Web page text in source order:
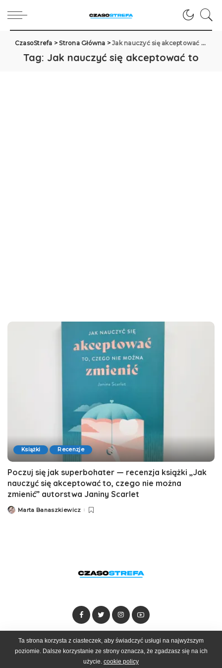
CzasoStrefa >Strona Główna >Jak nauczyć się akceptować to
Tag: Jak nauczyć się akceptować to
Książki Recenzje
Poczuj się jak superbohater — recenzja książki „Jak
nauczyć się akceptować to, czego nie można
zmienić” autorstwa Janiny Scarlet
PostedMarta Banaszkiewicz
Dołącz do zespołu Kontakt Reklama
Ta strona korzysta z ciasteczek, aby świadczyć usługi na najwyższym
poziomie. Dalsze korzystanie ze strony oznacza, że zgadzasz się na ich
użycie. cookie policy